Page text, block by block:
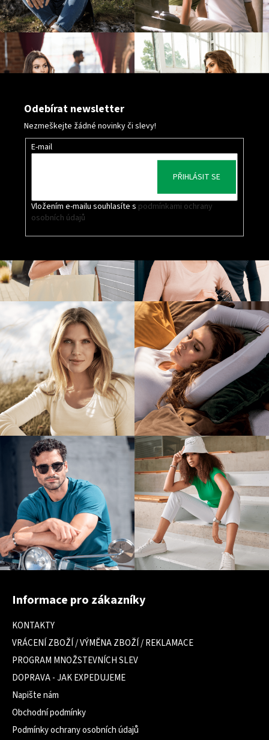
Odebírat newsletter
Nezmeškejte žádné novinky či slevy!
E-mail
Vložením e-mailu souhlasíte s podmínkami ochrany
osobních údajů
PŘIHLÁSIT SE
Z
Informace pro zákazníky
KONTAKTY
VRÁCENÍ ZBOŽÍ / VÝMĚNA ZBOŽÍ / REKLAMACE
PROGRAM MNOŽSTEVNÍCH SLEV
DOPRAVA - JAK EXPEDUJEME
Napište nám
Obchodní podmínky
Podmínky ochrany osobních údajů